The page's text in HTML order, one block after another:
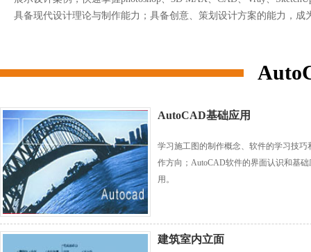
具备现代设计理论与制作能力；具备创意、策划设计方案的能力，成
AutoCAD基础应用
学习施工图的制作概念、软件的学习技巧
作方向；AutoCAD软件的界面认识和基础
用。
建筑室内立面